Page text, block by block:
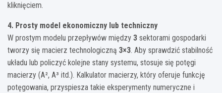
kliknięciem.
4. Prosty model ekonomiczny lub techniczny
W prostym modelu przepływów między 3 sektorami gospodarki
tworzy się macierz technologiczną 3×3. Aby sprawdzić stabilność
układu lub policzyć kolejne stany systemu, stosuje się potęgi
macierzy (A², A³ itd.). Kalkulator macierzy, który oferuje funkcję
potęgowania, przyspiesza takie eksperymenty numeryczne i